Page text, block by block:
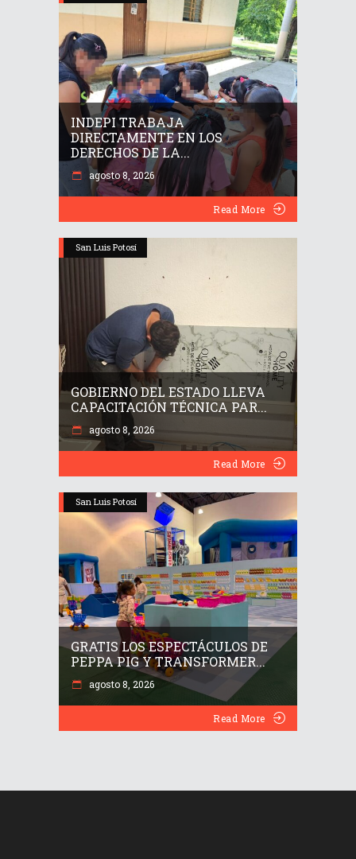
INDEPI TRABAJA
DIRECTAMENTE EN LOS
DERECHOS DE LA...
agosto 8, 2026
Read More
San Luis Potosí
GOBIERNO DEL ESTADO LLEVA
CAPACITACIÓN TÉCNICA PAR...
agosto 8, 2026
Read More
San Luis Potosí
GRATIS LOS ESPECTÁCULOS DE
PEPPA PIG Y TRANSFORMER...
agosto 8, 2026
Read More